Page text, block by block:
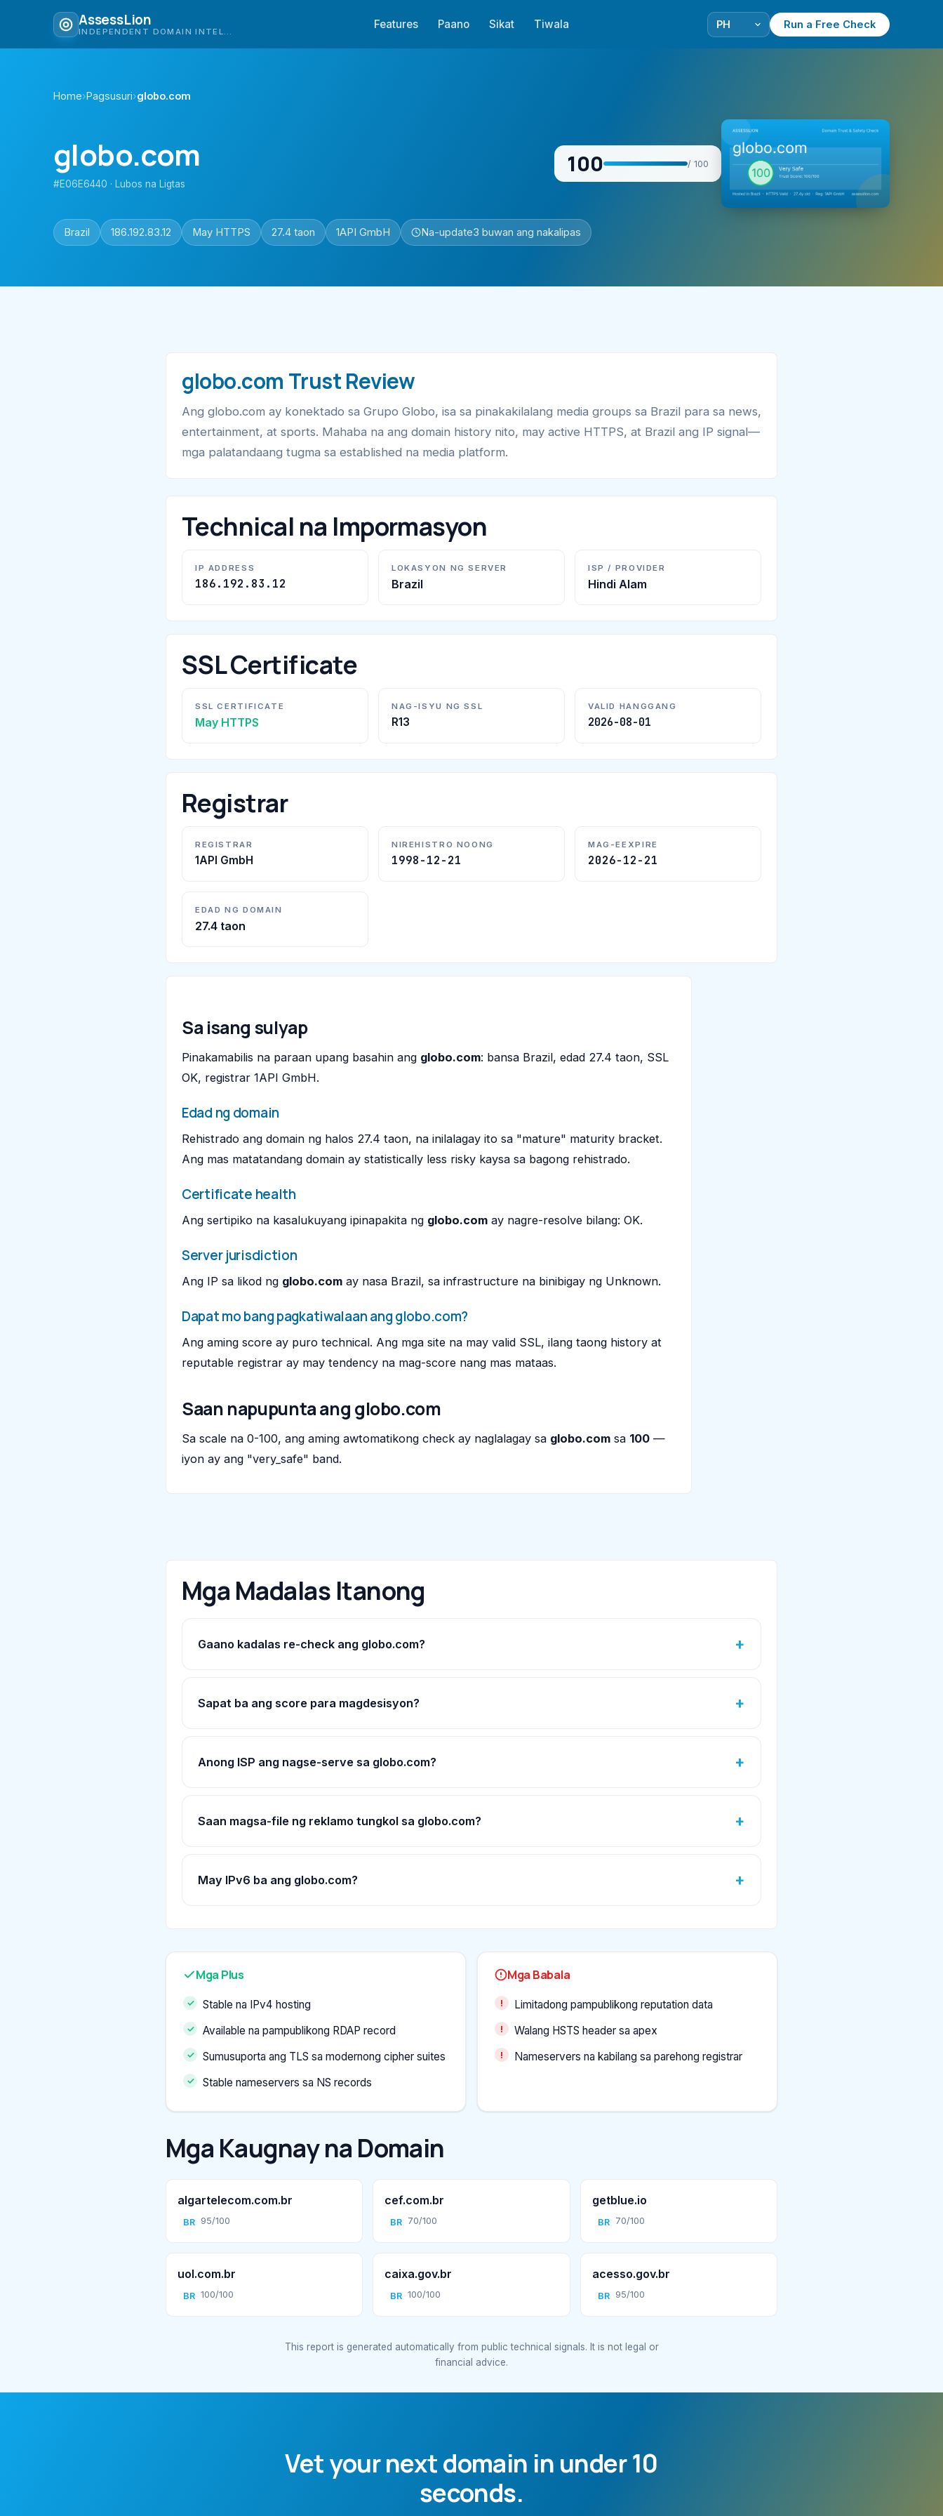
AssessLion Features Paano Sikat Tiwala Run a Free Check
Home›Pagsusuri›globo.com
globo.com
#E06E6440 · Lubos na Ligtas
100 / 100
Brazil 186.192.83.12 May HTTPS 27.4 taon 1API GmbH Na-update3 buwan ang nakalipas
globo.com Trust Review
Ang globo.com ay konektado sa Grupo Globo, isa sa pinakakilalang media groups sa Brazil para sa news,
entertainment, at sports. Mahaba na ang domain history nito, may active HTTPS, at Brazil ang IP signal—
mga palatandaang tugma sa established na media platform.
Technical na Impormasyon
IP ADDRESS
186.192.83.12
LOKASYON NG SERVER
Brazil
ISP / PROVIDER
Hindi Alam
SSL Certificate
SSL CERTIFICATE
May HTTPS
NAG-ISYU NG SSL
R13
VALID HANGGANG
2026-08-01
Registrar
REGISTRAR
1API GmbH
NIREHISTRO NOONG
1998-12-21
MAG-EEXPIRE
2026-12-21
EDAD NG DOMAIN
27.4 taon
Sa isang sulyap
Pinakamabilis na paraan upang basahin ang globo.com: bansa Brazil, edad 27.4 taon, SSL
OK, registrar 1API GmbH.
Edad ng domain
Rehistrado ang domain ng halos 27.4 taon, na inilalagay ito sa "mature" maturity bracket.
Ang mas matatandang domain ay statistically less risky kaysa sa bagong rehistrado.
Certificate health
Ang sertipiko na kasalukuyang ipinapakita ng globo.com ay nagre-resolve bilang: OK.
Server jurisdiction
Ang IP sa likod ng globo.com ay nasa Brazil, sa infrastructure na binibigay ng Unknown.
Dapat mo bang pagkatiwalaan ang globo.com?
Ang aming score ay puro technical. Ang mga site na may valid SSL, ilang taong history at
reputable registrar ay may tendency na mag-score nang mas mataas.
Saan napupunta ang globo.com
Sa scale na 0-100, ang aming awtomatikong check ay naglalagay sa globo.com sa 100 —
iyon ay ang "very_safe" band.
Mga Madalas Itanong
Gaano kadalas re-check ang globo.com?
Sapat ba ang score para magdesisyon?
Anong ISP ang nagse-serve sa globo.com?
Saan magsa-file ng reklamo tungkol sa globo.com?
May IPv6 ba ang globo.com?
Mga Plus
Stable na IPv4 hosting
Available na pampublikong RDAP record
Sumusuporta ang TLS sa modernong cipher suites
Stable nameservers sa NS records
Mga Babala
Limitadong pampublikong reputation data
Walang HSTS header sa apex
Nameservers na kabilang sa parehong registrar
Mga Kaugnay na Domain
algartelecom.com.br
BR 95/100
cef.com.br
BR 70/100
getblue.io
BR 70/100
uol.com.br
BR 100/100
caixa.gov.br
BR 100/100
acesso.gov.br
BR 95/100
This report is generated automatically from public technical signals. It is not legal or
financial advice.
Vet your next domain in under 10
seconds.